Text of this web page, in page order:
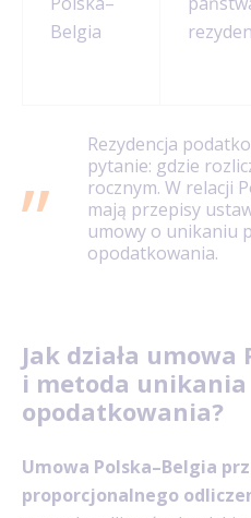
Belgia
Rezydencja
pytanie: gdzie
rocznym. W relacji
mają przepisy
umowy o unikaniu
opodatkowania.
Jak działa umowa
i metoda
opodatkowania?
Umowa Polska–Belgia
proporcjonalnego